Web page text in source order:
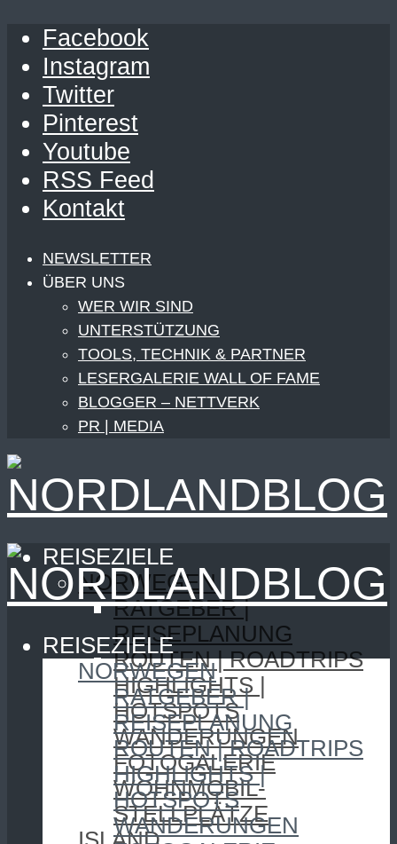
Facebook
Instagram
Twitter
Pinterest
Youtube
RSS Feed
Kontakt
NEWSLETTER
ÜBER UNS
WER WIR SIND
UNTERSTÜTZUNG
TOOLS, TECHNIK & PARTNER
LESERGALERIE WALL OF FAME
BLOGGER – NETTVERK
PR | MEDIA
REISEZIELE
NORWEGEN
RATGEBER |
REISEPLANUNG
ROUTEN | ROADTRIPS
HIGHLIGHTS |
HOTSPOTS
WANDERUNGEN
FOTOGALERIE
WOHNMOBIL-
STELLPLÄTZE
REISEZIELE
NORWEGEN
RATGEBER |
REISEPLANUNG
ROUTEN | ROADTRIPS
HIGHLIGHTS |
HOTSPOTS
WANDERUNGEN